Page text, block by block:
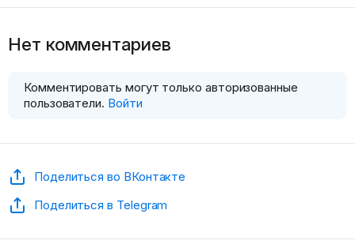
Нет комментариев
Комментировать могут только авторизованные
пользователи. Войти
Поделиться во ВКонтакте
Поделиться в Telegram